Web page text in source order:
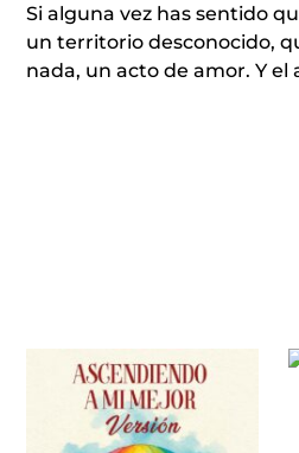
Si alguna vez has sentido
un territorio desconocido,
nada, un acto de amor. Y